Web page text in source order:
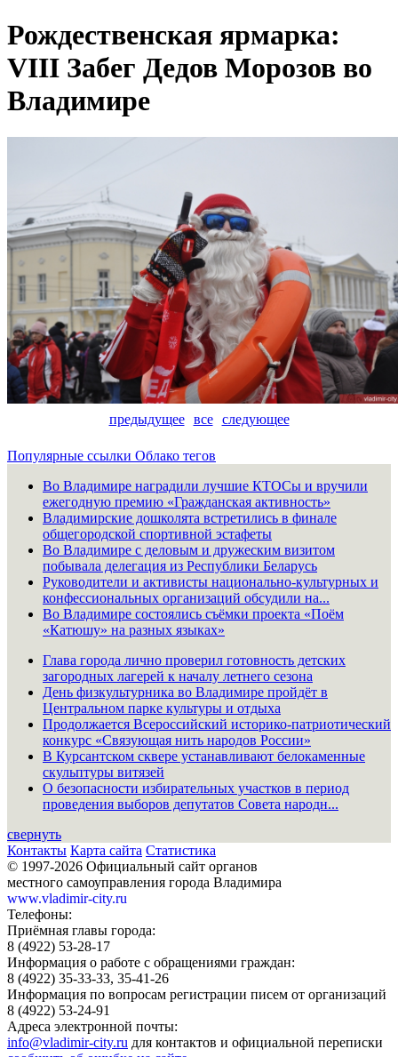
Рождественская ярмарка:
VIII Забег Дедов Морозов во
Владимире
предыдущее все следующее
Популярные ссылки Облако тегов
Во Владимире наградили лучшие КТОСы и вручили
ежегодную премию «Гражданская активность»
Владимирские дошколята встретились в финале
общегородской спортивной эстафеты
Во Владимире с деловым и дружеским визитом
побывала делегация из Республики Беларусь
Руководители и активисты национально-культурных и
конфессиональных организаций обсудили на...
Во Владимире состоялись съёмки проекта «Поём
«Катюшу» на разных языках»
Глава города лично проверил готовность детских
загородных лагерей к началу летнего сезона
День физкультурника во Владимире пройдёт в
Центральном парке культуры и отдыха
Продолжается Всероссийский историко-патриотический
конкурс «Связующая нить народов России»
В Курсантском сквере устанавливают белокаменные
скульптуры витязей
О безопасности избирательных участков в период
проведения выборов депутатов Совета народн...
свернуть
Контакты Карта сайта Статистика
© 1997-2026 Официальный сайт органов
местного самоуправления города Владимира
www.vladimir-city.ru
Телефоны:
Приёмная главы города:
8 (4922) 53-28-17
Информация о работе с обращениями граждан:
8 (4922) 35-33-33, 35-41-26
Информация по вопросам регистрации писем от организаций
8 (4922) 53-24-91
Адреса электронной почты:
info@vladimir-city.ru для контактов и официальной переписки